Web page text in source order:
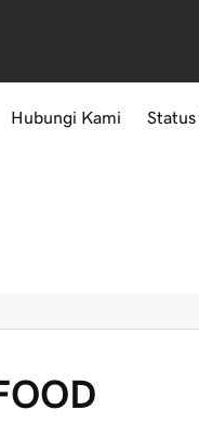
Hubungi Kami Status